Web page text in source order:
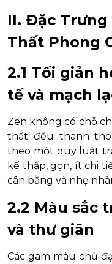
II. Đặc Trưng
Thất Phong
2.1 Tối giản
tế và mạch
Zen không có chỗ
thất đều thanh
theo một quy luật
kế thấp, gọn, ít chi
cân bằng và nhẹ
2.2 Màu sắc
và thư giãn
Các gam màu chủ